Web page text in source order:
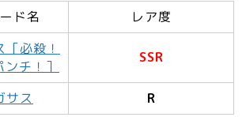
ド名
レア度
必殺！
チ！］
SSR
サス R